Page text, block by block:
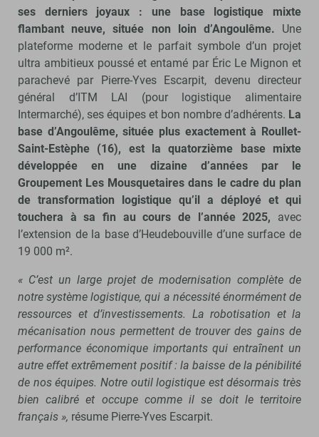
ses derniers joyaux : une base logistique mixte
flambant neuve, située non loin d’Angoulême. Une
plateforme moderne et le parfait symbole d’un projet
ultra ambitieux poussé et entamé par Éric Le Mignon et
parachevé par Pierre-Yves Escarpit, devenu directeur
général d’ITM LAI (pour logistique alimentaire
Intermarché), ses équipes et bon nombre d’adhérents. La
base d’Angoulême, située plus exactement à Roullet-
Saint-Estèphe (16), est la quatorzième base mixte
développée en une dizaine d’années par le
Groupement Les Mousquetaires dans le cadre du plan
de transformation logistique qu’il a déployé et qui
touchera à sa fin au cours de l’année 2025, avec
l’extension de la base d’Heudebouville d’une surface de
19 000 m².
« C’est un large projet de modernisation complète de
notre système logistique, qui a nécessité énormément de
ressources et d’investissements. La robotisation et la
mécanisation nous permettent de trouver des gains de
performance économique importants qui entraînent un
autre effet extrêmement positif : la baisse de la pénibilité
de nos équipes. Notre outil logistique est désormais très
bien calibré et occupe comme il se doit le territoire
français », résume Pierre-Yves Escarpit.